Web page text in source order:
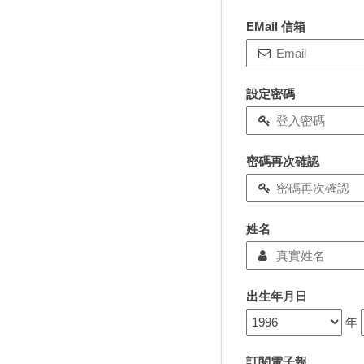
EMail 信箱
設定密碼
密碼再次確認
姓名
出生年月日
年